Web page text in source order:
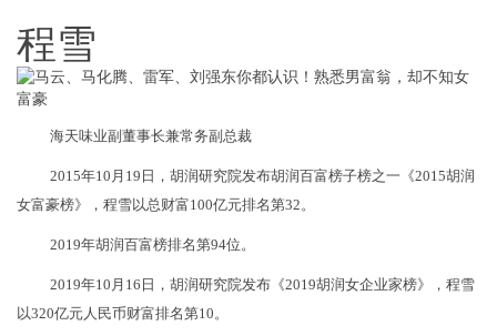
程雪
海天味业副董事长兼常务副总裁
2015年10月19日，胡润研究院发布胡润百富榜子榜之一《2015胡润
女富豪榜》，程雪以总财富100亿元排名第32。
2019年胡润百富榜排名第94位。
2019年10月16日，胡润研究院发布《2019胡润女企业家榜》，程雪
以320亿元人民币财富排名第10。